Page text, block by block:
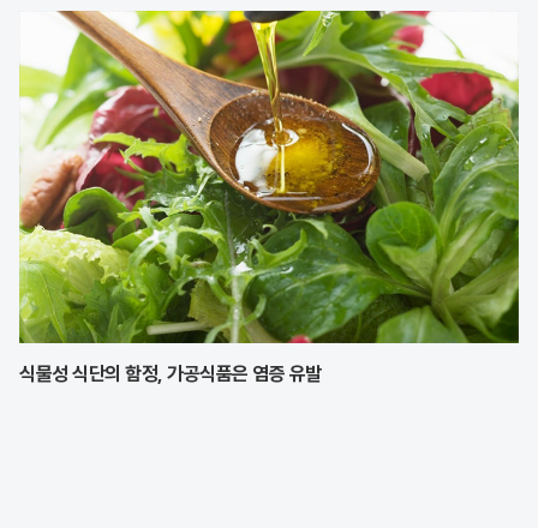
을 보였으나, 최종적으로 구단과
식물성 식단의 함정, 가공식품은 염증 유발